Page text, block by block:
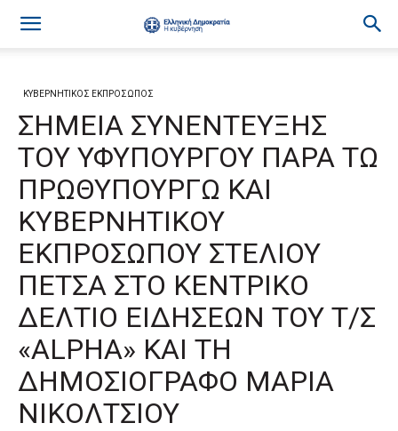
ΚΥΒΕΡΝΗΤΙΚΟΣ ΕΚΠΡΟΣΩΠΟΣ
ΣΗΜΕΙΑ ΣΥΝΕΝΤΕΥΞΗΣ
ΤΟΥ ΥΦΥΠΟΥΡΓΟΥ ΠΑΡΑ ΤΩ
ΠΡΩΘΥΠΟΥΡΓΩ ΚΑΙ
ΚΥΒΕΡΝΗΤΙΚΟΥ
ΕΚΠΡΟΣΩΠΟΥ ΣΤΕΛΙΟΥ
ΠΕΤΣΑ ΣΤΟ ΚΕΝΤΡΙΚΟ
ΔΕΛΤΙΟ ΕΙΔΗΣΕΩΝ ΤΟΥ Τ/Σ
«ALPHA» ΚΑΙ ΤΗ
ΔΗΜΟΣΙΟΓΡΑΦΟ ΜΑΡΙΑ
ΝΙΚΟΛΤΣΙΟΥ